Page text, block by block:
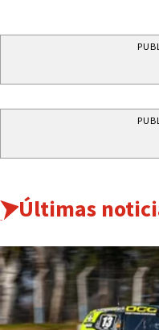
Últimas